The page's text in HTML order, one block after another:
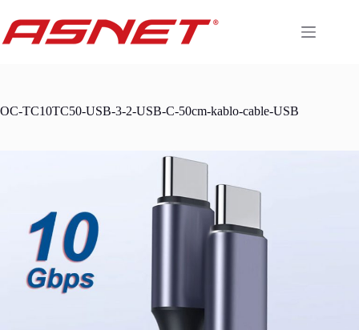
content
OC-TC10TC50-USB-3-2-USB-C-50cm-kablo-cable-USB